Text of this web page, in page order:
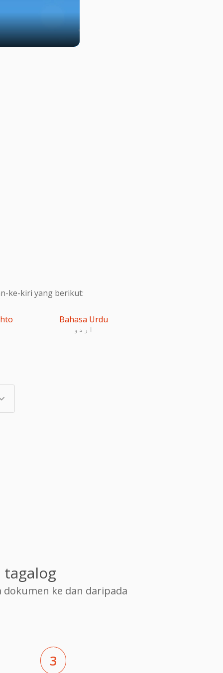
ke-kiri yang berikut:
Bahasa Urdu
اردو
ke dan daripada
3